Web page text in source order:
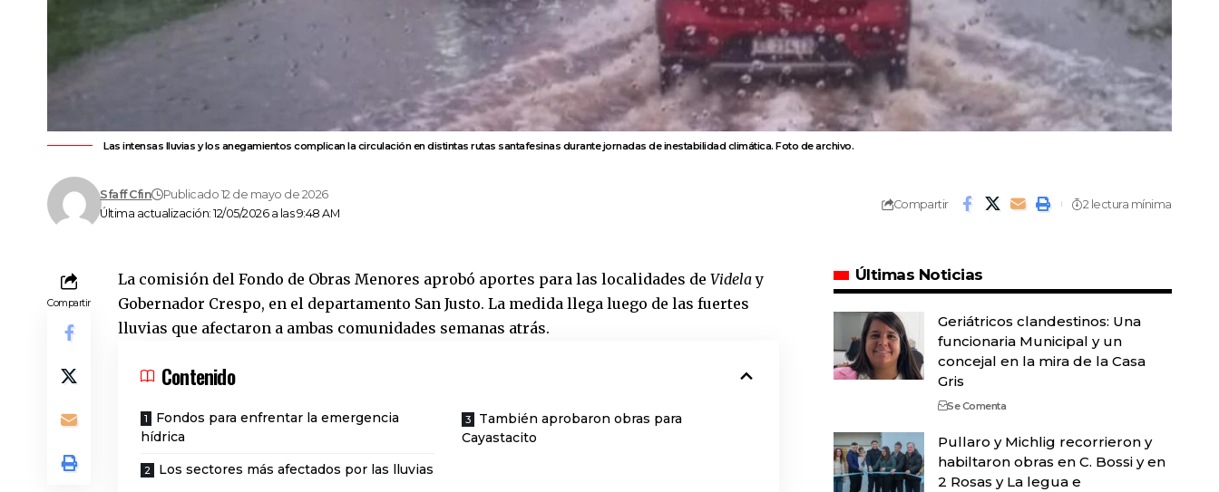
Las intensas lluvias y los anegamientos complican la circulación en distintas rutas santafesinas durante jornadas de inestabilidad climática. Foto de archivo.
Última actualización: 12/05/2026 a las 9:48 AM
Sfaff Cfin Publicado 12 de mayo de 2026
Compartir 2 lectura mínima
Compartir
La comisión del Fondo de Obras Menores aprobó aportes para las localidades de Videlay
Gobernador Crespo, en el departamento San Justo. La medida llega luego de las fuertes
lluvias que afectaron a ambas comunidades semanas atrás.
Contenido
Fondos para enfrentar la emergencia
hídrica
Los sectores más afectados por las lluvias
También aprobaron obras para
Cayastacito
Últimas Noticias
Geriátricos clandestinos: Una
funcionaria Municipal y un
concejal en la mira de la Casa
Gris
Se Comenta
Pullaro y Michlig recorrieron y
habiltaron obras en C. Bossi y en
2 Rosas y La legua e